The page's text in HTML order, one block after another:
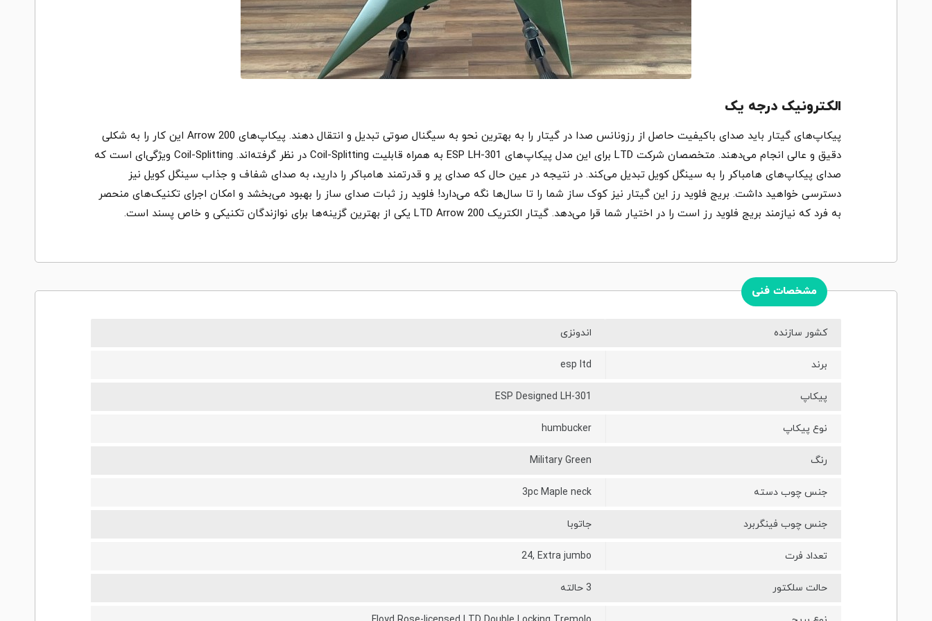
الکترونیک درجه یک
پیکاپ‌های گیتار باید صدای باکیفیت حاصل از رزونانس صدا در گیتار را به بهترین نحو به سیگنال صوتی تبدیل و انتقال دهند. پیکاپ‌های Arrow 200 این کار را به شکلی
دقیق و عالی انجام می‌دهند. متخصصان شرکت LTD برای این مدل پیکاپ‌های ESP LH-301 به همراه قابلیت Coil-Splitting در نظر گرفته‌اند. Coil-Splitting ویژگی‌ای است که
صدای پیکاپ‌های هامباکر را به سینگل کویل تبدیل می‌کند. در نتیجه در عین حال که صدای پر و قدرتمند هامباکر را دارید، به صدای شفاف و جذاب سینگل کویل نیز
دسترسی خواهید داشت. بریج فلوید رز این گیتار نیز کوک ساز شما را تا سال‌ها نگه می‌دارد! فلوید رز ثبات صدای ساز را بهبود می‌بخشد و امکان اجرای تکنیک‌های منحصر
به فرد که نیازمند بریج فلوید رز است را در اختیار شما قرا می‌دهد. گیتار الکتریک LTD Arrow 200 یکی از بهترین گزینه‌ها برای نوازندگان تکنیکی و خاص پسند است.
مشخصات فنی
کشور سازنده اندونزی
برند esp ltd
پیکاپ ESP Designed LH-301
نوع پیکاپ humbucker
رنگ Military Green
جنس چوب دسته 3pc Maple neck
جنس چوب فینگربرد جاتوبا
تعداد فرت 24, Extra jumbo
حالت سلکتور 3 حالته